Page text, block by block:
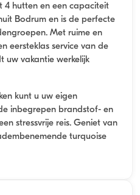
4 hutten en een capaciteit
Bodrum en is de perfecte
Met ruime en
eersteklas service van de
uw vakantie werkelijk
kunt u uw eigen
inbegrepen brandstof- en
stressvrije reis. Geniet van
turquoise